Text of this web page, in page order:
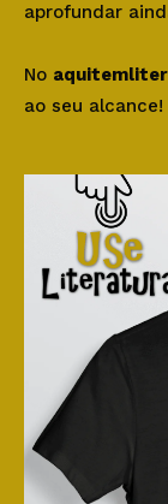
aprofundar
No
ao seu alcance!